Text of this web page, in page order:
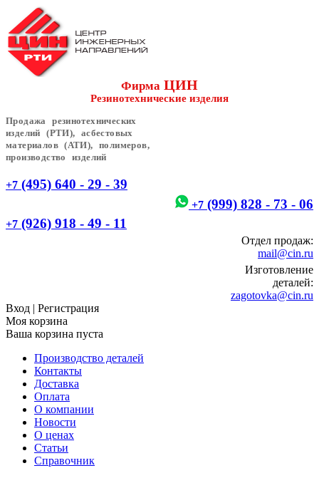
Фирма ЦИН
Резинотехнические изделия
Продажа резинотехнических
изделий (РТИ), асбестовых
материалов (АТИ), полимеров,
производство изделий
+7 (495) 640 - 29 - 39
+7 (999) 828 - 73 - 06
+7 (926) 918 - 49 - 11
Отдел продаж:
mail@cin.ru
Изготовление
деталей:
zagotovka@cin.ru
Вход | Регистрация
Моя корзина
Ваша корзина пуста
Производство деталей
Контакты
Доставка
Оплата
О компании
Новости
О ценах
Статьи
Справочник